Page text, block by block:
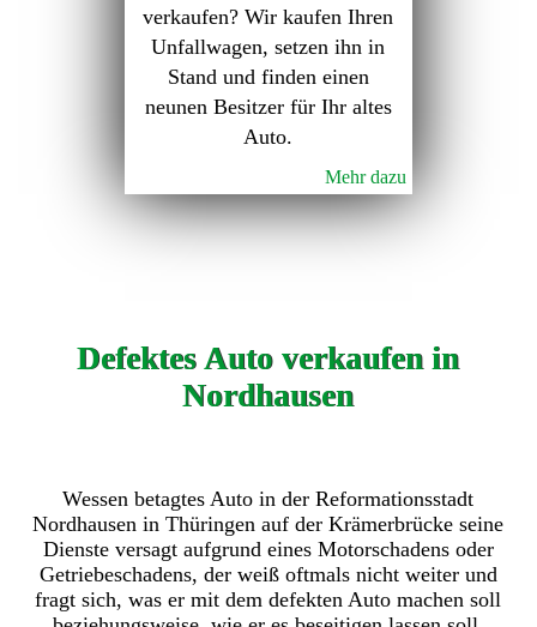
verkaufen? Wir kaufen Ihren
Unfallwagen, setzen ihn in
Stand und finden einen
neunen Besitzer für Ihr altes
Auto.
Mehr dazu
Defektes Auto verkaufen in
Nordhausen
Wessen betagtes Auto in der Reformationsstadt
Nordhausen in Thüringen auf der Krämerbrücke seine
Dienste versagt aufgrund eines Motorschadens oder
Getriebeschadens, der weiß oftmals nicht weiter und
fragt sich, was er mit dem defekten Auto machen soll